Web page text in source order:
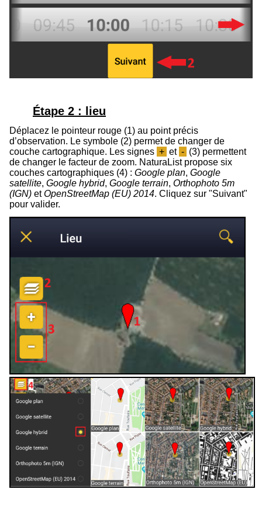
Étape 2 : lieu
Déplacez le pointeur rouge (1) au point précis
d’observation. Le symbole (2) permet de changer de
couche cartographique. Les signes + et - (3) permettent
de changer le facteur de zoom. NaturaList propose six
couches cartographiques (4) : Google plan, Google
satellite, Google hybrid, Google terrain, Orthophoto 5m
(IGN) etOpenStreetMap (EU) 2014. Cliquez sur "Suivant"
pour valider.